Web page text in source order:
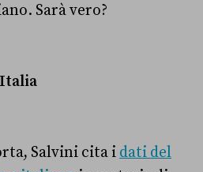
Sarà vero?
Salvini cita i dati del